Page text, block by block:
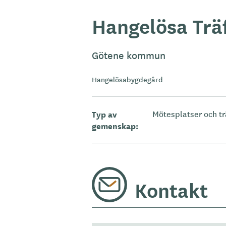
Hangelösa
Götene kommun
Hangelösabygdegård
Typ av
gemenskap
Mötesplatser och
Kontakt